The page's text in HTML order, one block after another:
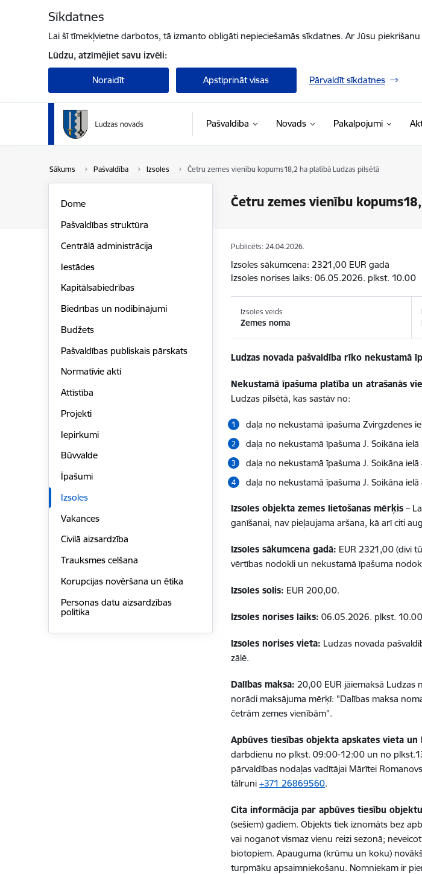
Sīkdatnes
Lai šī tīmekļvietne darbotos, tā izmanto obligāti nepieciešamās sīkdatnes. Ar Jūsu
Lūdzu, atzīmējiet savu izvēli:
Noraidīt Apstiprināt visas Pārvaldīt sīkdatnes
Pašvaldība Novads Pakalpojumi
Sākums Pašvaldība Izsoles Četru zemes vienību kopums18,2 ha platībā Ludzas pilsētā
Četru zemes vienību
Dome
Pašvaldības struktūra
Centrālā administrācija
Iestādes
Kapitālsabiedrības
Biedrības un nodibinājumi
Budžets
Pašvaldības publiskais pārskats
Normatīvie akti
Attīstība
Projekti
Iepirkumi
Būvvalde
Īpašumi
Izsoles
Vakances
Civilā aizsardzība
Trauksmes celšana
Korupcijas novēršana un ētika
Personas datu aizsardzības
politika
Publicēts: 24.04.2026.
Izsoles sākumcena: 2321,00 EUR gadā
Izsoles norises laiks: 06.05.2026. plkst. 10.00
Izsoles veids
Zemes noma
Ludzas novada pašvaldība rīko nekustamā
Nekustamā īpašuma platība un atrašanās
Ludzas pilsētā, kas sastāv no:
daļa no nekustamā īpašuma Zvirgzdenes
daļa no nekustamā īpašuma J. Soikāna ielā
daļa no nekustamā īpašuma J. Soikāna ielā
daļa no nekustamā īpašuma J. Soikāna ielā
Izsoles objekta zemes lietošanas mērķis –
ganīšanai, nav pieļaujama aršana, kā arī citi
Izsoles sākumcena gadā: EUR 2321,00 (divi
vērtības nodokli un nekustamā īpašuma
Izsoles solis: EUR 200,00.
Izsoles norises laiks: 06.05.2026. plkst.
Izsoles norises vieta: Ludzas novada
zālē.
Dalības maksa: 20,00 EUR jāiemaksā
norādi maksājuma mērķī: "Dalības maksa
četrām zemes vienībām".
Apbūves tiesības objekta apskates vieta un
darbdienu no plkst. 09:00-12:00 un no
pārvaldības nodaļas vadītājai Mārītei
tālruni+371 26869560.
Cita informācija par apbūves tiesību
(sešiem) gadiem. Objekts tiek iznomāts bez
vai noganot vismaz vienu reizi sezonā;
biotopiem. Apauguma (krūmu un koku)
turpmāku apsaimniekošanu. Nomniekam ir